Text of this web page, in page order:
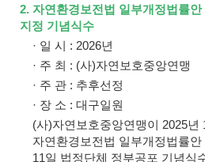
2. 자연환경보전법 일부개정법률
지정 기념식수
· 일 시 : 2026년
· 주 최 : (사)자연보호중앙연맹
· 주 관 : 추후선정
· 장 소 : 대구일원
(사)자연보호중앙연맹이 2025년
자연환경보전법 일부개정법률
11일 법정단체 정부공포 기념식